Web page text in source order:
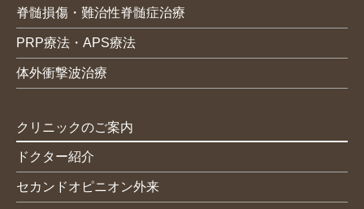
脊髄損傷・難治性脊髄症治療
PRP療法・APS療法
体外衝撃波治療
クリニックのご案内
ドクター紹介
セカンドオピニオン外来